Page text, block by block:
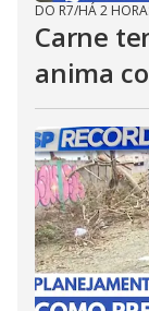
DO R7/HÁ 2
Carne
anima